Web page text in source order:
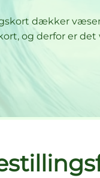
dækker
og derfor er